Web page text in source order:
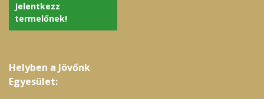
Jelentkezz
termelőnek!
Helyben a Jövőnk
Egyesület: